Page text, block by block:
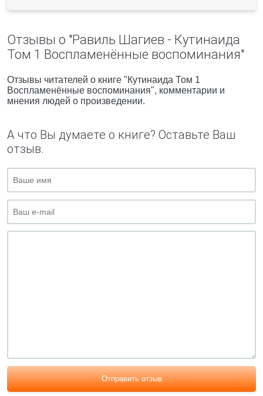
Отзывы о "Равиль Шагиев - Кутинаида
Том 1 Воспламенённые воспоминания"
Отзывы читателей о книге "Кутинаида Том 1
Воспламенённые воспоминания", комментарии и
мнения людей о произведении.
А что Вы думаете о книге? Оставьте Ваш
отзыв.
Отправить отзыв